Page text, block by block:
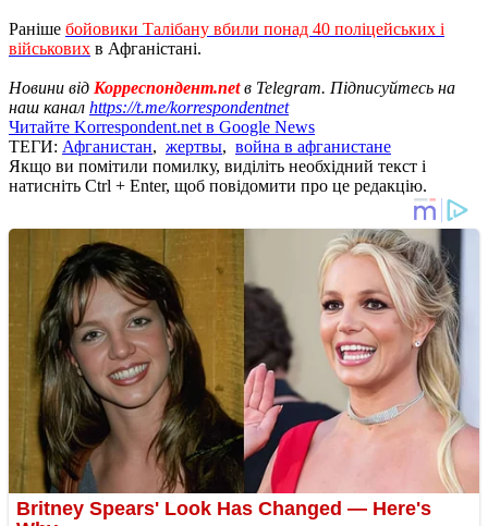
Раніше бойовики Талібану вбили понад 40 поліцейських і
військових в Афганістані.
Новини від Корреспондент.netв Telegram. Підписуйтесь на
наш канал https://t.me/korrespondentnet
Читайте Korrespondent.net в Google News
ТЕГИ: Афганистан, жертвы, война в афганистане
Якщо ви помітили помилку, виділіть необхідний текст і
натисніть Ctrl + Enter, щоб повідомити про це редакцію.